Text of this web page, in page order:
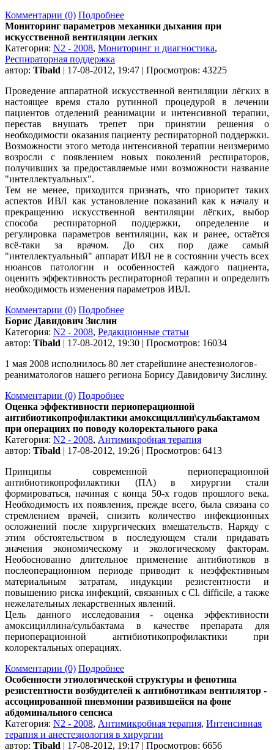
Комментарии (0) Подробнее
Мониторинг параметров механики дыхания при
искусственной вентиляции легких
Категория: N2 - 2008, Мониторинг и диагностика,
Респираторная поддержка
автор: Tibald | 17-08-2012, 19:47 | Просмотров: 43225
Проведение аппаратной искусственной вентиляции лёгких в
настоящее время стало рутинной процедурой в лечении
пациентов отделений реанимации и интенсивной терапии,
перестав внушать трепет при принятии решения о
необходимости оказания пациенту респираторной поддержки.
Возможности этого метода интенсивной терапии неизмеримо
возросли с появлением новых поколений респираторов,
получивших за предоставляемые ими возможности название
"интеллектуальных".
Тем не менее, приходится признать, что приоритет таких
аспектов ИВЛ как установление показаний как к началу и
прекращению искусственной вентиляции лёгких, выбор
способа респираторной поддержки, определение и
регулировка параметров вентиляции, как и ранее, остаётся
всё-таки за врачом. До сих пор даже самый
"интеллектуальный" аппарат ИВЛ не в состоянии учесть всех
нюансов патологии и особенностей каждого пациента,
оценить эффективность респираторной терапии и определить
необходимость изменения параметров ИВЛ.
Комментарии (0) Подробнее
Борис Давидович Зислин
Категория: N2 - 2008, Редакционные статьи
автор: Tibald | 17-08-2012, 19:30 | Просмотров: 16034
1 мая 2008 исполнилось 80 лет старейшине анестезиологов-
реаниматологов нашего региона Борису Давидовичу Зислину.
Комментарии (0) Подробнее
Оценка эффективности периоперационной
антибиотикопрофилактики амоксициллин\сульбактамом
при операциях по поводу колоректального рака
Категория: N2 - 2008, Антимикробная терапия
автор: Tibald | 17-08-2012, 19:26 | Просмотров: 6413
Принципы современной периоперационной
антибиотикопрофилактики (ПА) в хирургии стали
формироваться, начиная с конца 50-х годов прошлого века.
Необходимость их появления, прежде всего, была связана со
стремлением врачей, снизить количество инфекционных
осложнений после хирургических вмешательств. Наряду с
этим обстоятельством в последующем стали придавать
значения экономическому и экологическому факторам.
Необоснованно длительное применение антибиотиков в
послеоперационном периоде приводит к неэффективным
материальным затратам, индукции резистентности и
повышению риска инфекций, связанных с Cl. difficile, а также
нежелательных лекарственных явлений.
Цель данного исследования - оценка эффективности
амоксициллина/сульбактама в качестве препарата для
периоперационной антибиотикопрофилактики при
колоректальных операциях.
Комментарии (0) Подробнее
Особенности этиологической структуры и фенотипа
резистентности возбудителей к антибиотикам вентилятор -
ассоциированной пневмонии развившейся на фоне
абдоминального сепсиса
Категория: N2 - 2008, Антимикробная терапия, Интенсивная
терапия и анестезиология в хирургии
автор: Tibald | 17-08-2012, 19:17 | Просмотров: 6656